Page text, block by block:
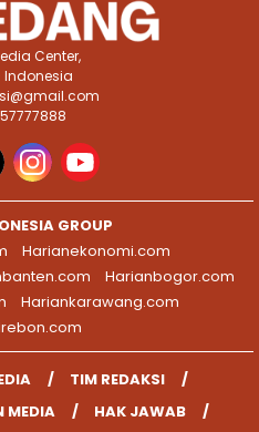
Center,
Indonesia
GROUP
Harianekonomi.com
Harianbogor.com
Hariankarawang.com
TIM REDAKSI
MEDIA HAK JAWAB